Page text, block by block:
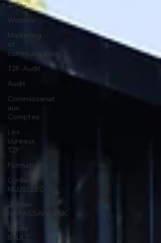
Trezy
Webinar
Marketing
et
communication
T2F-Audit
Audit
Commissariat
aux
Comptes
Les
bureaux
T2F
Formation
Cyrille
MUZELLEC
Jordan
NARASSAPANAIK
Lucille
BAULT